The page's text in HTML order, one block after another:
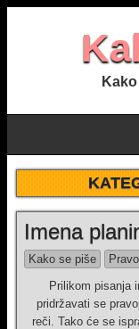
Imena
Kako se piše
Prilikom pisanja
pridržavati se
reči. Tako će se